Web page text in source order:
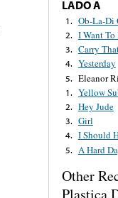
LADO A
1. Ob-La-Di
2. I Want
3. Carry
4. Yesterday
5. Eleanor
1. Yellow
2. Hey Jude
3. Girl
4. I Should
5. A Hard
Other